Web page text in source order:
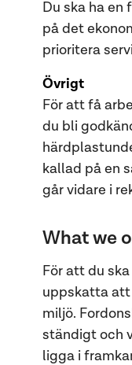
Du ska ha en
på det
prioritera
Övrigt
För att få
du bli
kallad på en
går vidare i
What we
För att du
uppskatta att
miljö.
ständigt och
ligga i